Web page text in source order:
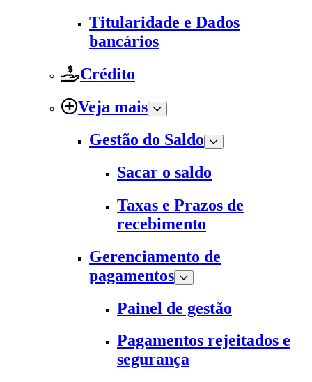
Titularidade e Dados
bancários
Crédito
Veja mais
Gestão do Saldo
Sacar o saldo
Taxas e Prazos de
recebimento
Gerenciamento de
pagamentos
Painel de gestão
Pagamentos rejeitados e
segurança